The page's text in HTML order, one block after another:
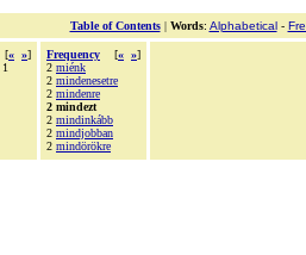
Table of Contents| Words: Alphabetical-
[« »]
1
Frequency [« »]
2 miénk
2 mindenesetre
2 mindenre
2 mindezt
2 mindinkább
2 mindjobban
2 mindörökre